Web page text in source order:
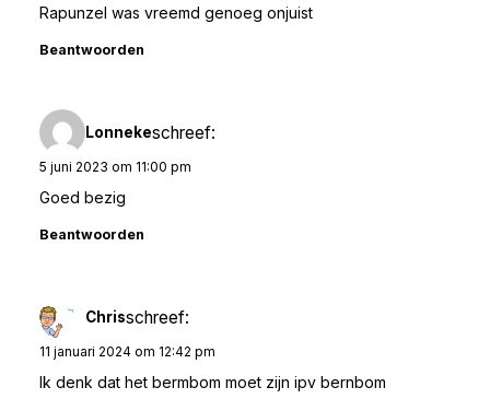
Rapunzel was vreemd genoeg onjuist
Beantwoorden
Lonnekeschreef:
5 juni 2023 om 11:00 pm
Goed bezig
Beantwoorden
Chrisschreef:
11 januari 2024 om 12:42 pm
Ik denk dat het bermbom moet zijn ipv bernbom